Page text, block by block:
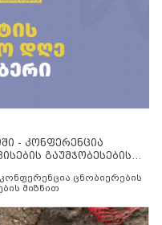
- კონფერენცია
გაუმჯობესების
ცნობიერების
მიზნით